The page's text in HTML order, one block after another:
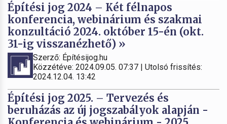
Építési jog 2024 – Két félnapos
konferencia, webinárium és szakmai
konzultáció 2024. október 15-én (okt.
31-ig visszanézhető) »
Szerző: Építésijog.hu
Közzétéve: 2024.09.05. 07:37 | Utolsó frissítés:
2024.12.04. 13:42
Építési jog 2025. – Tervezés és
beruházás az új jogszabályok alapján -